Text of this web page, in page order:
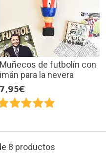
Muñecos de futbolín con
imán para la nevera
7,95€
8 productos